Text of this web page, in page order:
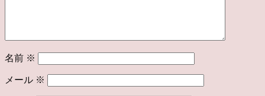
名前 ※
メール ※